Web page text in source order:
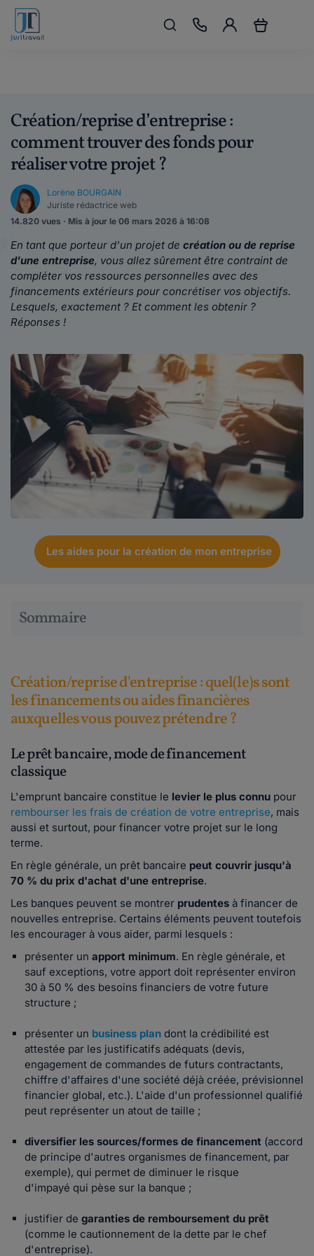
Création/reprise d’entreprise :
comment trouver des fonds pour
réaliser votre projet ?
Lorène BOURGAIN
Juriste rédactrice web
14.820 vues · Mis à jour le 06 mars 2026 à 16:08
En tant que porteur d'un projet de création ou de reprise
d'une entreprise, vous allez sûrement être contraint de
compléter vos ressources personnelles avec des
financements extérieurs pour concrétiser vos objectifs.
Lesquels, exactement ? Et comment les obtenir ?
Réponses !
Les aides pour la création de mon entreprise
Sommaire
Création/reprise d'entreprise : quel(le)s sont
les financements ou aides financières
auxquelles vous pouvez prétendre ?
Le prêt bancaire, mode de financement
classique
L'emprunt bancaire constitue le levier le plus connu pour
rembourser les frais de création de votre entreprise, mais
aussi et surtout, pour financer votre projet sur le long
terme.
En règle générale, un prêt bancaire peut couvrir jusqu'à
70 % du prix d'achat d'une entreprise.
Les banques peuvent se montrer prudentes à financer de
nouvelles entreprise. Certains éléments peuvent toutefois
les encourager à vous aider, parmi lesquels :
présenter un apport minimum. En règle générale, et
sauf exceptions, votre apport doit représenter environ
30 à 50 % des besoins financiers de votre future
structure ;
présenter un business plan dont la crédibilité est
attestée par les justificatifs adéquats (devis,
engagement de commandes de futurs contractants,
chiffre d'affaires d'une société déjà créée, prévisionnel
financier global, etc.). L'aide d'un professionnel qualifié
peut représenter un atout de taille ;
diversifier les sources/formes de financement (accord
de principe d'autres organismes de financement, par
exemple), qui permet de diminuer le risque
d'impayé qui pèse sur la banque ;
justifier de garanties de remboursement du prêt
(comme le cautionnement de la dette par le chef
d'entreprise).